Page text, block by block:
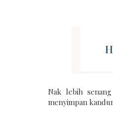
Nak lebih
menyimpan